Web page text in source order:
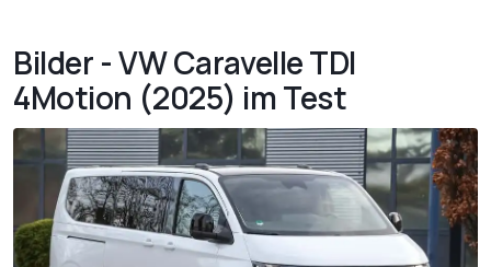
Bilder - VW Caravelle TDI
4Motion (2025) im Test